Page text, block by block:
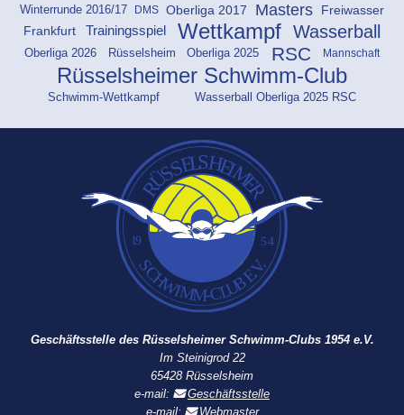
Winterrunde 2016/17 DMS Oberliga 2017 Masters
Freiwasser
Frankfurt
Trainingsspiel Wettkampf Wasserball
Oberliga 2026 Rüsselsheim Oberliga 2025 RSC Mannschaft
Rüsselsheimer Schwimm-Club
Schwimm-Wettkampf Wasserball Oberliga 2025 RSC
Geschäftsstelle des Rüsselsheimer Schwimm-Clubs 1954 e.V.
Im Steinigrod 22
65428 Rüsselsheim
e-mail:
Geschäftsstelle
e-mail:
Webmaster